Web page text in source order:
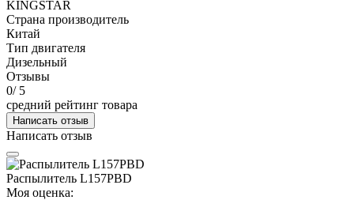
KINGSTAR
Страна производитель
Китай
Тип двигателя
Дизельный
Отзывы
0/ 5
средний рейтинг товара
Написать отзыв
Написать отзыв
Распылитель L157PBD
Моя оценка: